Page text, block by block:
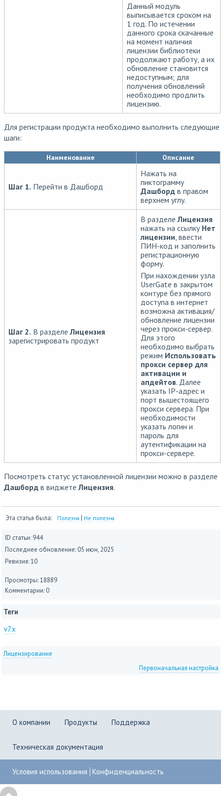
Данный модуль
выписывается сроком на
1 год. По истечении
данного срока скачанные
на момент наличия
лицензии библиотеки
продолжают работу, а их
обновление становится
недоступным; для
получения обновлений
необходимо продлить
лицензию.
Для регистрации продукта необходимо выполнить следующие
шаги:
Наименование Описание
Шаг 1. Перейти в Дашборд
Нажать на
пиктограмму
Дашборд в правом
верхнем углу.
Шаг 2. В разделеЛицензия
зарегистрировать продукт
В разделеЛицензия
нажать на ссылку Нет
лицензии, ввести
ПИН-код и заполнить
регистрационную
форму.
При нахождении узла
UserGate в закрытом
контуре без прямого
доступа в интернет
возможна активация/
обновление лицензии
через прокси-сервер.
Для этого
необходимо выбрать
режим Использовать
прокси сервер для
активации и
апдейтов. Далее
указать IP-адрес и
порт вышестоящего
прокси сервера. При
необходимости
указать логин и
пароль для
аутентификации на
прокси-сервере.
Посмотреть статус установленной лицензии можно в разделе
Дашборд в виджетеЛицензия.
Эта статья была: Полезна | Не полезна
ID статьи: 944
Последнее обновление: 05 июн, 2025
Ревизия: 10
Просмотры: 18889
Комментарии: 0
Теги
v7.x
Лицензирование
Первоначальная настройка
О компании Продукты Поддержка
Техническая документация
Условия использования Конфиденциальность